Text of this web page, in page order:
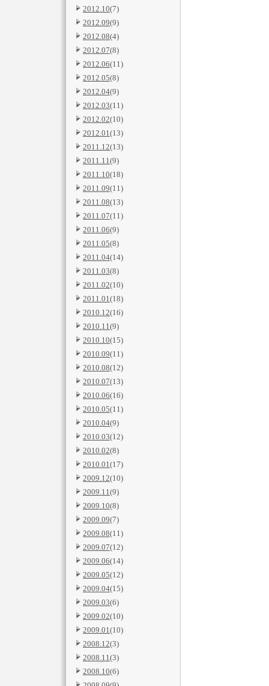
2012.10(7)
2012.09(9)
2012.08(4)
2012.07(8)
2012.06(11)
2012.05(8)
2012.04(9)
2012.03(11)
2012.02(10)
2012.01(13)
2011.12(13)
2011.11(9)
2011.10(18)
2011.09(11)
2011.08(13)
2011.07(11)
2011.06(9)
2011.05(8)
2011.04(14)
2011.03(8)
2011.02(10)
2011.01(18)
2010.12(16)
2010.11(9)
2010.10(15)
2010.09(11)
2010.08(12)
2010.07(13)
2010.06(16)
2010.05(11)
2010.04(9)
2010.03(12)
2010.02(8)
2010.01(17)
2009.12(10)
2009.11(9)
2009.10(8)
2009.09(7)
2009.08(11)
2009.07(12)
2009.06(14)
2009.05(12)
2009.04(15)
2009.03(6)
2009.02(10)
2009.01(10)
2008.12(3)
2008.11(3)
2008.10(6)